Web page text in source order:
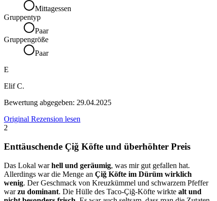
Mittagessen
Gruppentyp
Paar
Gruppengröße
Paar
E
Elif C.
Bewertung abgegeben: 29.04.2025
Original Rezension lesen
2
Enttäuschende Çiğ Köfte und überhöhter Preis
Das Lokal warhell und geräumig, was mir gut gefallen hat.
Allerdings war die Menge an Çiğ Köfte im Dürüm wirklich
wenig. Der Geschmack von Kreuzkümmel und schwarzem Pfeffer
warzu dominant. Die Hülle des Taco-Çiğ-Köfte wirkte alt und